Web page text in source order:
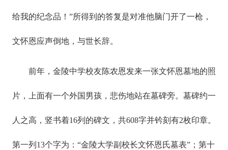
给我的纪念品！”所得到的答复是对准他脑门开了一枪，
文怀恩应声倒地，与世长辞。
前年，金陵中学校友陈农恩发来一张文怀恩墓地的照
片，上面有一个外国男孩，悲伤地站在墓碑旁。墓碑约一
人之高，竖书着16列的碑文，共608字并钤刻有2枚印章。
第一列13个字为：“金陵大学副校长文怀恩氏墓表”；第十